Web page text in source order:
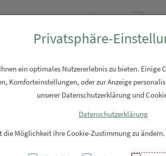
Privatsphäre-
ein optimales Nutzererlebnis zu bieten. Einige
Komforteinstellungen, oder zur Anzeige
unserer Datenschutzerklärung und
Datenschutzerklärung
die Möglichkeit ihre Cookie-Zustimmung zu